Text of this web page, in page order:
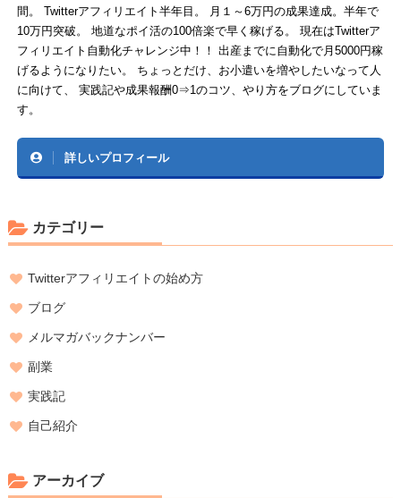
間。 Twitterアフィリエイト半年目。 月１～6万円の成果達成。半年で
10万円突破。 地道なポイ活の100倍楽で早く稼げる。 現在はTwitterア
フィリエイト自動化チャレンジ中！！ 出産までに自動化で月5000円稼
げるようになりたい。 ちょっとだけ、お小遣いを増やしたいなって人
に向けて、 実践記や成果報酬0⇒1のコツ、やり方をブログにしていま
す。
詳しいプロフィール
カテゴリー
Twitterアフィリエイトの始め方
ブログ
メルマガバックナンバー
副業
実践記
自己紹介
アーカイブ